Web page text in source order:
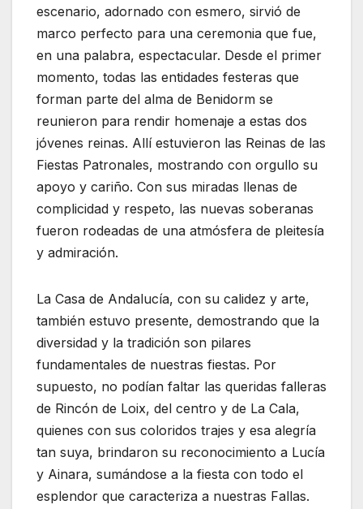
escenario, adornado con esmero, sirvió de
marco perfecto para una ceremonia que fue,
en una palabra, espectacular. Desde el primer
momento, todas las entidades festeras que
forman parte del alma de Benidorm se
reunieron para rendir homenaje a estas dos
jóvenes reinas. Allí estuvieron las Reinas de las
Fiestas Patronales, mostrando con orgullo su
apoyo y cariño. Con sus miradas llenas de
complicidad y respeto, las nuevas soberanas
fueron rodeadas de una atmósfera de pleitesía
y admiración.
La Casa de Andalucía, con su calidez y arte,
también estuvo presente, demostrando que la
diversidad y la tradición son pilares
fundamentales de nuestras fiestas. Por
supuesto, no podían faltar las queridas falleras
de Rincón de Loix, del centro y de La Cala,
quienes con sus coloridos trajes y esa alegría
tan suya, brindaron su reconocimiento a Lucía
y Ainara, sumándose a la fiesta con todo el
esplendor que caracteriza a nuestras Fallas.